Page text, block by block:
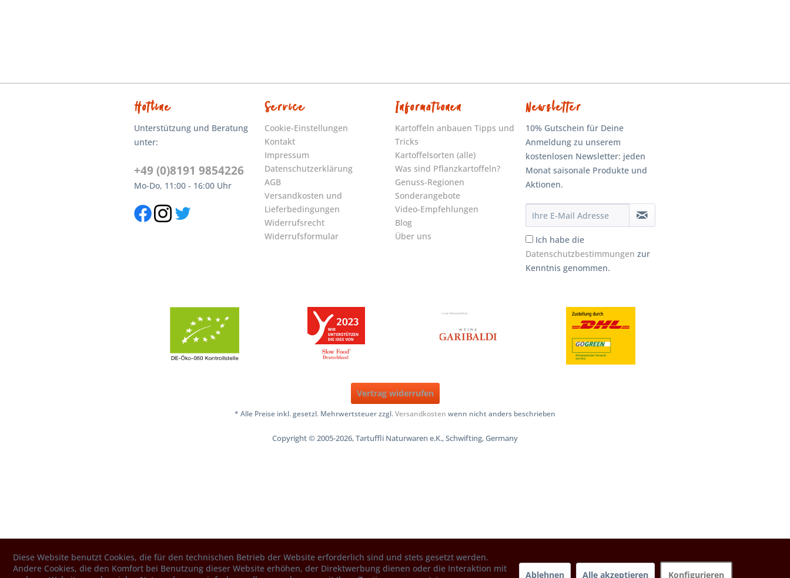
Hotline
Unterstützung und Beratung
unter:
+49 (0)8191 9854226
Mo-Do, 11:00 - 16:00 Uhr
Service
Cookie-Einstellungen
Kontakt
Impressum
Datenschutzerklärung
AGB
Versandkosten und
Lieferbedingungen
Widerrufsrecht
Widerrufsformular
Informationen
Kartoffeln anbauen Tipps und
Tricks
Kartoffelsorten (alle)
Was sind Pflanzkartoffeln?
Genuss-Regionen
Sonderangebote
Video-Empfehlungen
Blog
Über uns
Newsletter
10% Gutschein für Deine
Anmeldung zu unserem
kostenlosen Newsletter: jeden
Monat saisonale Produkte und
Aktionen.
Ich habe die
Datenschutzbestimmungen zur
Kenntnis genommen.
Vertrag widerrufen
* Alle Preise inkl. gesetzl. Mehrwertsteuer zzgl.Versandkosten wenn nicht anders beschrieben
Copyright © 2005-2026, Tartuffli Naturwaren e.K., Schwifting, Germany
Diese Website benutzt Cookies, die für den technischen Betrieb der Website erforderlich sind und stets gesetzt werden.
Andere Cookies, die den Komfort bei Benutzung dieser Website erhöhen, der Direktwerbung dienen oder die Interaktion mit
Ablehnen Alle akzeptieren Konfigurieren